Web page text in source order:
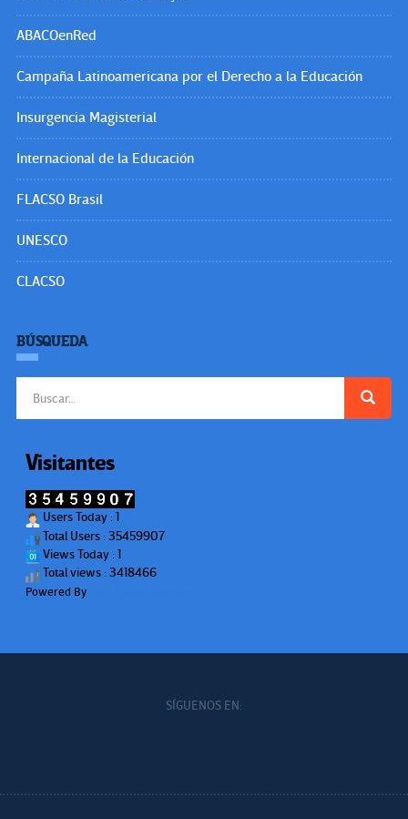
ABACOenRed
Campaña Latinoamericana por el Derecho a la Educación
Insurgencia Magisterial
Internacional de la Educación
FLACSO Brasil
UNESCO
CLACSO
BÚSQUEDA
Visitantes
Users Today : 1
Total Users : 35459907
Views Today : 1
Total views : 3418466
Powered By
SÍGUENOS EN: